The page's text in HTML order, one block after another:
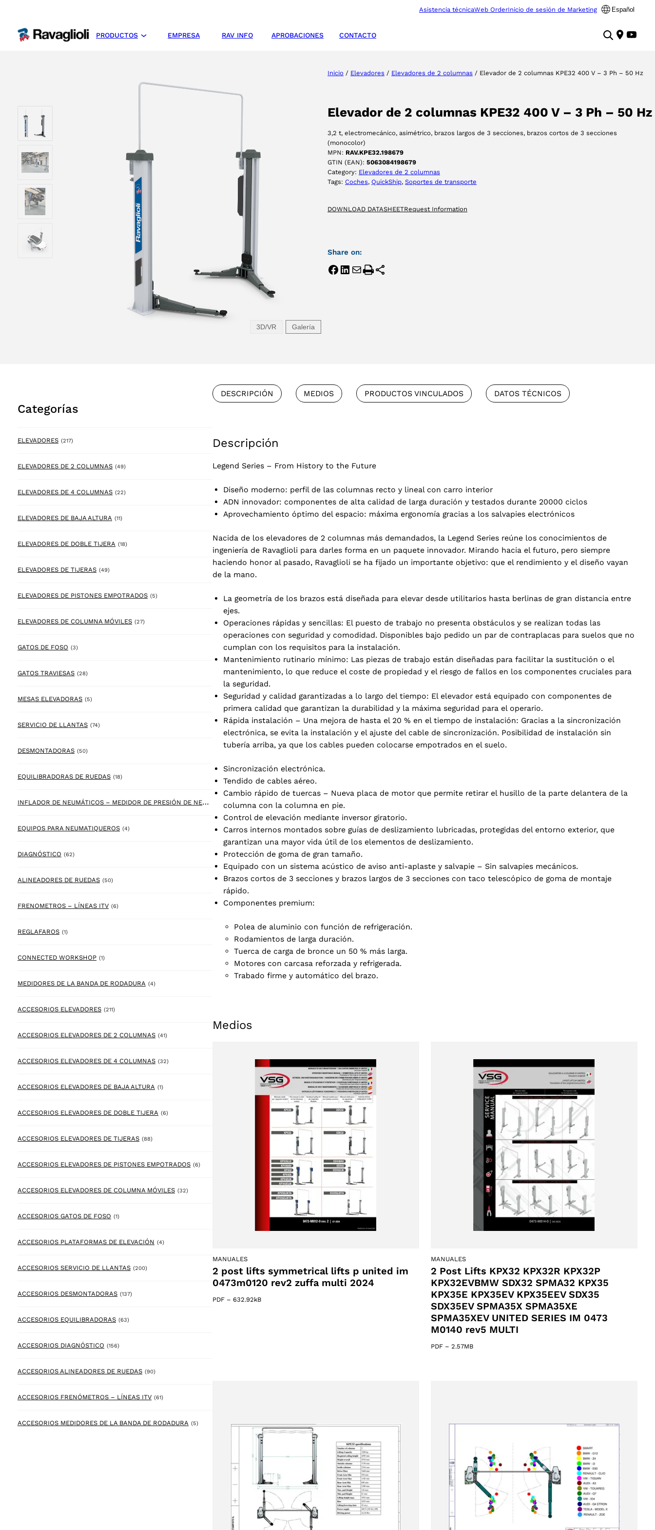
Asistencia técnicaWeb OrderInicio de sesión de Marketing Español
PRODUCTOS EMPRESA RAV INFO APROBACIONES CONTACTO
3D/VR Galería
Inicio / Elevadores / Elevadores de 2 columnas / Elevador de 2 columnas KPE32 400 V – 3 Ph – 50 Hz
Elevador de 2 columnas KPE32 400 V – 3 Ph – 50 Hz
3,2 t, electromecánico, asimétrico, brazos largos de 3 secciones, brazos cortos de 3 secciones
(monocolor)
MPN: RAV.KPE32.198679
GTIN (EAN): 5063084198679
Category: Elevadores de 2 columnas
Tags: Coches, QuickShip, Soportes de transporte
DOWNLOAD DATASHEETRequest Information
Share on:
Categorías
ELEVADORES (217)217 products
ELEVADORES DE 2 COLUMNAS (49)49 products
ELEVADORES DE 4 COLUMNAS (22)22 products
ELEVADORES DE BAJA ALTURA (11)11 products
ELEVADORES DE DOBLE TIJERA (18)18 products
ELEVADORES DE TIJERAS (49)49 products
ELEVADORES DE PISTONES EMPOTRADOS (5)5 products
ELEVADORES DE COLUMNA MÓVILES (27)27 products
GATOS DE FOSO (3)3 products
GATOS TRAVIESAS (28)28 products
MESAS ELEVADORAS (5)5 products
SERVICIO DE LLANTAS (74)74 products
DESMONTADORAS (50)50 products
EQUILIBRADORAS DE RUEDAS (18)18 products
I
NFLADOR DE NEUMÁTICOS – MEDIDOR DE PRESIÓN DE NEUMÁTICOS (2)
EQUIPOS PARA NEUMATIQUEROS (4)4 products
DIAGNÓSTICO (62)62 products
ALINEADORES DE RUEDAS (50)50 products
FRENOMETROS – LÍNEAS ITV (6)6 products
REGLAFAROS (1)1 product
CONNECTED WORKSHOP (1)1 product
MEDIDORES DE LA BANDA DE RODADURA (4)4 products
ACCESORIOS ELEVADORES (211)211 products
ACCESORIOS ELEVADORES DE 2 COLUMNAS (41)41 products
ACCESORIOS ELEVADORES DE 4 COLUMNAS (32)32 products
ACCESORIOS ELEVADORES DE BAJA ALTURA (1)1 product
ACCESORIOS ELEVADORES DE DOBLE TIJERA (6)6 products
ACCESORIOS ELEVADORES DE TIJERAS (88)88 products
ACCESORIOS ELEVADORES DE PISTONES EMPOTRADOS (6)6 products
ACCESORIOS ELEVADORES DE COLUMNA MÓVILES (32)32 products
ACCESORIOS GATOS DE FOSO (1)1 product
ACCESORIOS PLATAFORMAS DE ELEVACIÓN (4)4 products
ACCESORIOS SERVICIO DE LLANTAS (200)200 products
ACCESORIOS DESMONTADORAS (137)137 products
ACCESORIOS EQUILIBRADORAS (63)63 products
ACCESORIOS DIAGNÓSTICO (156)156 products
ACCESORIOS ALINEADORES DE RUEDAS (90)90 products
ACCESORIOS FRENÓMETROS – LÍNEAS ITV (61)61 products
ACCESORIOS MEDIDORES DE LA BANDA DE RODADURA (5)5 products
DESCRIPCIÓN MEDIOS PRODUCTOS VINCULADOS DATOS TÉCNICOS
Descripción
Legend Series – From History to the Future
Diseño moderno: perfil de las columnas recto y lineal con carro interior
ADN innovador: componentes de alta calidad de larga duración y testados durante 20000 ciclos
Aprovechamiento óptimo del espacio: máxima ergonomía gracias a los salvapies electrónicos
Nacida de los elevadores de 2 columnas más demandados, la Legend Series reúne los conocimientos de
ingeniería de Ravaglioli para darles forma en un paquete innovador. Mirando hacia el futuro, pero siempre
haciendo honor al pasado, Ravaglioli se ha fijado un importante objetivo: que el rendimiento y el diseño vayan
de la mano.
La geometría de los brazos está diseñada para elevar desde utilitarios hasta berlinas de gran distancia entre
ejes.
Operaciones rápidas y sencillas: El puesto de trabajo no presenta obstáculos y se realizan todas las
operaciones con seguridad y comodidad. Disponibles bajo pedido un par de contraplacas para suelos que no
cumplan con los requisitos para la instalación.
Mantenimiento rutinario mínimo: Las piezas de trabajo están diseñadas para facilitar la sustitución o el
mantenimiento, lo que reduce el coste de propiedad y el riesgo de fallos en los componentes cruciales para
la seguridad.
Seguridad y calidad garantizadas a lo largo del tiempo: El elevador está equipado con componentes de
primera calidad que garantizan la durabilidad y la máxima seguridad para el operario.
Rápida instalación – Una mejora de hasta el 20 % en el tiempo de instalación: Gracias a la sincronización
electrónica, se evita la instalación y el ajuste del cable de sincronización. Posibilidad de instalación sin
tubería arriba, ya que los cables pueden colocarse empotrados en el suelo.
Sincronización electrónica.
Tendido de cables aéreo.
Cambio rápido de tuercas – Nueva placa de motor que permite retirar el husillo de la parte delantera de la
columna con la columna en pie.
Control de elevación mediante inversor giratorio.
Carros internos montados sobre guías de deslizamiento lubricadas, protegidas del entorno exterior, que
garantizan una mayor vida útil de los elementos de deslizamiento.
Protección de goma de gran tamaño.
Equipado con un sistema acústico de aviso anti-aplaste y salvapie – Sin salvapies mecánicos.
Brazos cortos de 3 secciones y brazos largos de 3 secciones con taco telescópico de goma de montaje
rápido.
Componentes premium:
Polea de aluminio con función de refrigeración.
Rodamientos de larga duración.
Tuerca de carga de bronce un 50 % más larga.
Motores con carcasa reforzada y refrigerada.
Trabado firme y automático del brazo.
Medios
MANUALES
2 post lifts symmetrical lifts p united im
0473m0120 rev2 zuffa multi 2024
PDF – 632.92kB
MANUALES
2 Post Lifts KPX32 KPX32R KPX32P
KPX32EVBMW SDX32 SPMA32 KPX35
KPX35E KPX35EV KPX35EEV SDX35
SDX35EV SPMA35X SPMA35XE
SPMA35XEV UNITED SERIES IM 0473
M0140 rev5 MULTI
PDF – 2.57MB
Tu provincia
Seleccione su idioma